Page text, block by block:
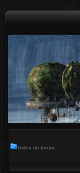
Index du forum